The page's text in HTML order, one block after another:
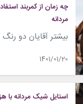
چه زمان از کمربند
مردانه
1401/01/20
استایل شیک مردانه با